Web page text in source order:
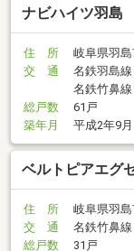
ナビハイツ羽島
住 所
岐阜県羽
交 通
名鉄羽島
名鉄竹鼻
総戸数
61戸
築年月
平成2年9月
ベルトピアエグ
住 所
岐阜県羽
交 通
名鉄竹鼻
総戸数
31戸